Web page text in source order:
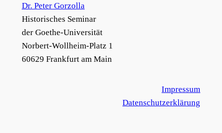
Dr. Peter Gorzolla
Historisches Seminar
der Goethe-Universität
Norbert-Wollheim-Platz 1
60629 Frankfurt am Main
Impressum
Datenschutzerklärung